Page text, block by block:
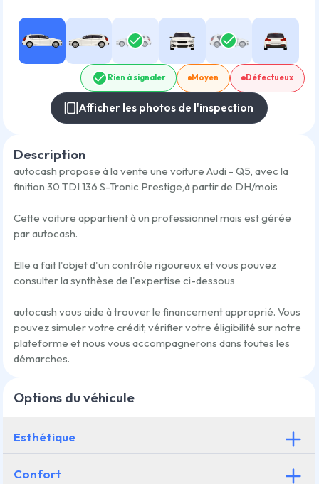
Rien à signaler Moyen Défectueux
Afficher les photos de l'inspection
Description
autocash propose à la vente une voiture Audi - Q5, avec la
finition 30 TDI 136 S-Tronic Prestige,à partir de DH/mois
Cette voiture appartient à un professionnel mais est gérée
par autocash.
Elle a fait l'objet d'un contrôle rigoureux et vous pouvez
consulter la synthèse de l'expertise ci-dessous
autocash vous aide à trouver le financement approprié. Vous
pouvez simuler votre crédit, vérifier votre éligibilité sur notre
plateforme et nous vous accompagnerons dans toutes les
démarches.
Options du véhicule
Esthétique
Confort